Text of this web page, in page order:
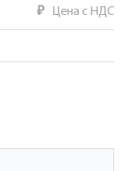
₽ Цена с НДС